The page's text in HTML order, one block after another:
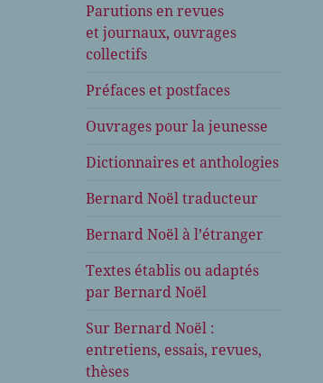
Parutions en revues
et journaux, ouvrages
collectifs
Préfaces et postfaces
Ouvrages pour la jeunesse
Dictionnaires et anthologies
Bernard Noël traducteur
Bernard Noël à l’étranger
Textes établis ou adaptés
par Bernard Noël
Sur Bernard Noël :
entretiens, essais, revues,
thèses